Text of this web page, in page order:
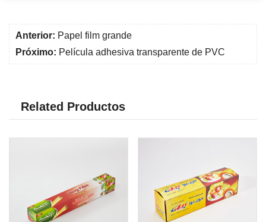
Anterior: Papel film grande
Próximo: Película adhesiva transparente de PVC
Related Productos